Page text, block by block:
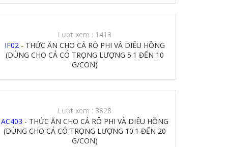
Lượt xem : 1413
IF02- THỨC ĂN CHO CÁ RÔ PHI VÀ DIÊU HỒNG
(DÙNG CHO CÁ CÓ TRỌNG LƯỢNG 5.1 ĐẾN 10
G/CON)
Lượt xem : 3828
AC403 - THỨC ĂN CHO CÁ RÔ PHI VÀ DIÊU HỒNG
(DÙNG CHO CÁ CÓ TRỌNG LƯỢNG 10.1 ĐẾN 20
G/CON)